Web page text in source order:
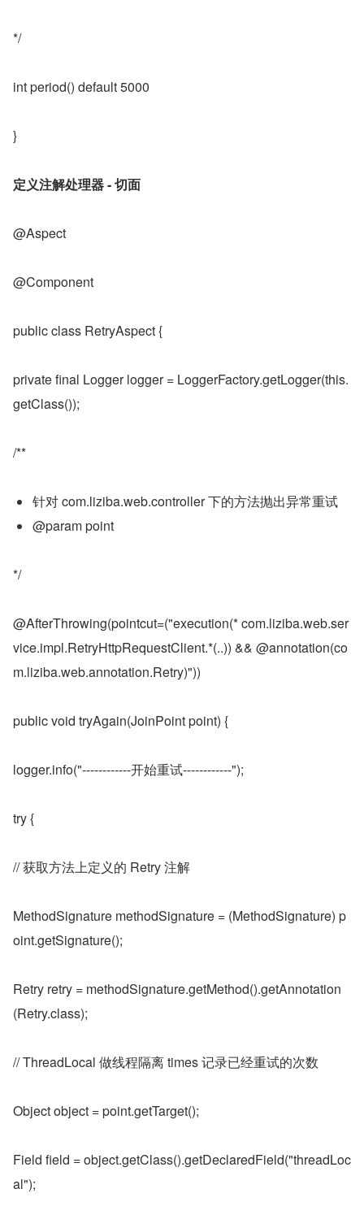
*/
int period() default 5000
}
定义注解处理器- 切面
@Aspect
@Component
public class RetryAspect {
private final Logger logger = LoggerFactory.getLogger(this.
getClass());
/**
针对 com.liziba.web.controller 下的方法抛出异常重试
@param point
*/
@AfterThrowing(pointcut=("execution(* com.liziba.web.ser
vice.impl.RetryHttpRequestClient.*(..)) && @annotation(co
m.liziba.web.annotation.Retry)"))
public void tryAgain(JoinPoint point) {
logger.info("------------开始重试------------");
try {
// 获取方法上定义的 Retry 注解
MethodSignature methodSignature = (MethodSignature) p
oint.getSignature();
Retry retry = methodSignature.getMethod().getAnnotation
(Retry.class);
// ThreadLocal 做线程隔离 times 记录已经重试的次数
Object object = point.getTarget();
Field field = object.getClass().getDeclaredField("threadLoc
al");